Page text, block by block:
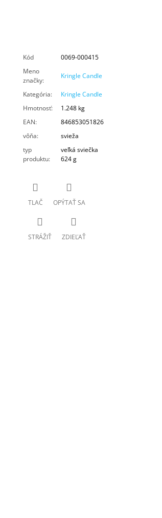
Kód
0069-000415
Meno
značky:
Kringle Candle
Kategória:
Kringle Candle
Hmotnosť:
1.248 kg
EAN:
846853051826
vôňa:
svieža
typ
produktu:
veľká sviečka
624 g
TLAČ OPÝTAŤ SA
STRÁŽIŤ ZDIEĽAŤ